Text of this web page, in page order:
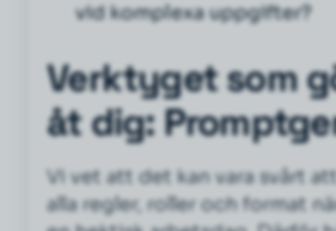
vid komplexa uppgifter?
Verktyget som
åt dig:
Vi vet att det kan vara svårt
alla regler, roller och format